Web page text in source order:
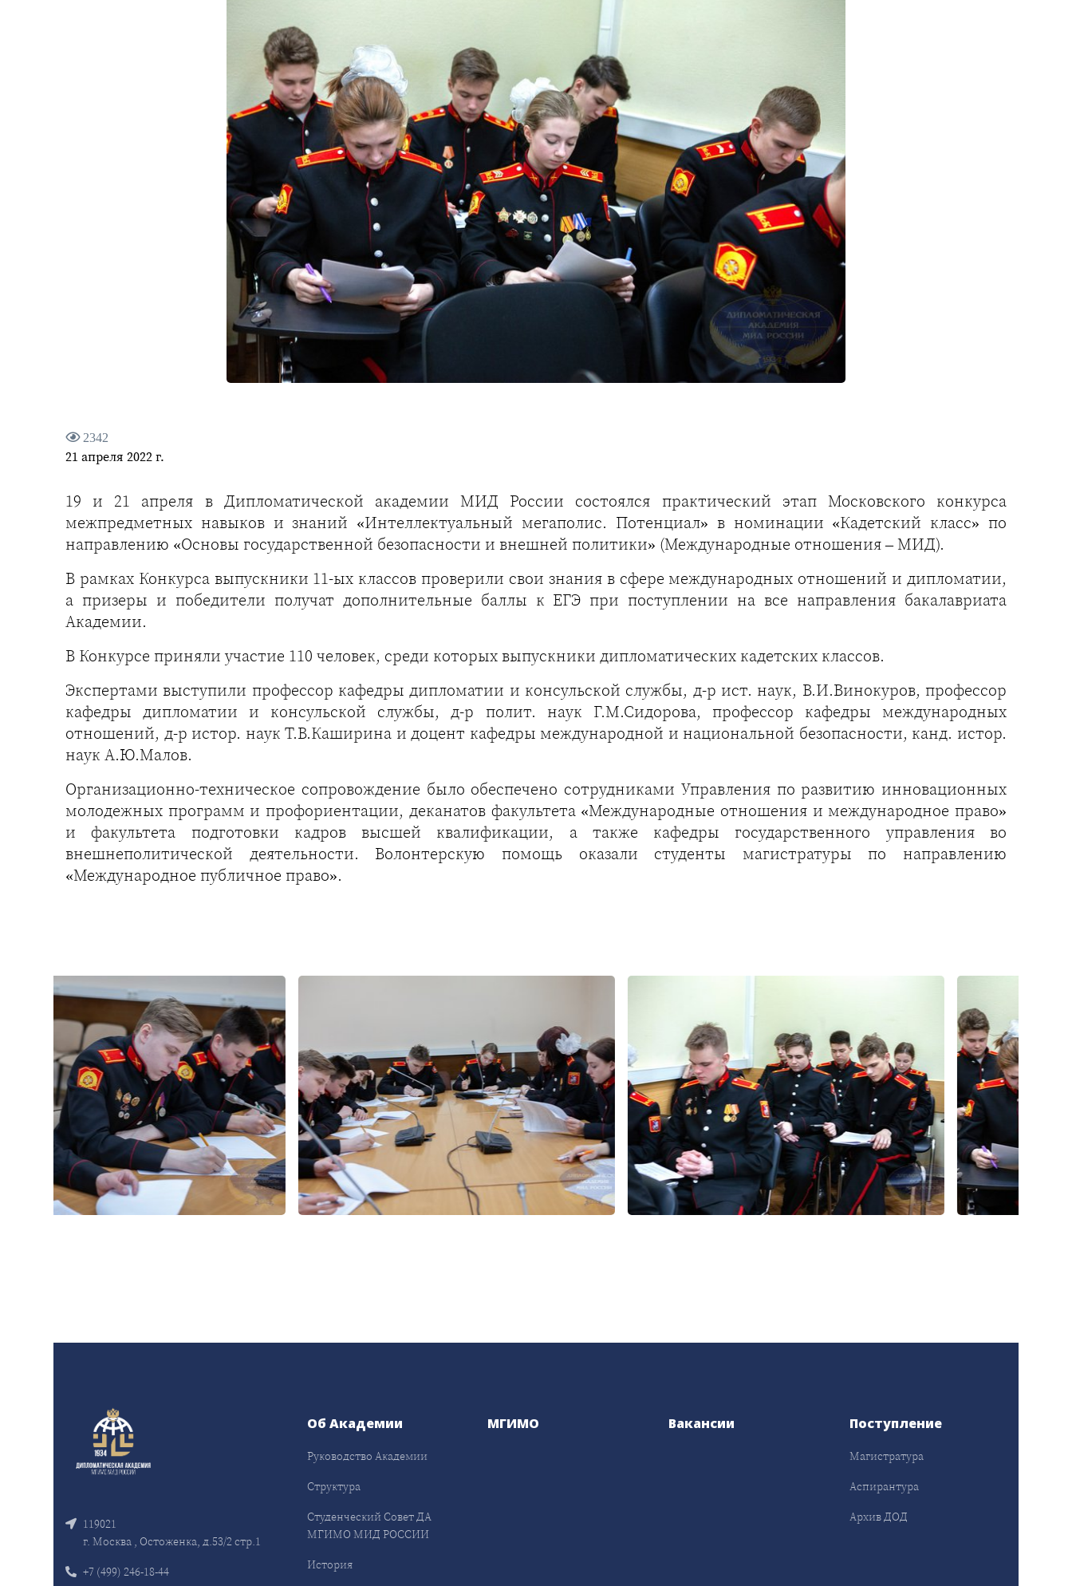
2342
21 апреля 2022 г.
19 и 21 апреля в Дипломатической академии МИД России состоялся практический этап Московского конкурса
межпредметных навыков и знаний «Интеллектуальный мегаполис. Потенциал» в номинации «Кадетский класс» по
направлению «Основы государственной безопасности и внешней политики» (Международные отношения – МИД).
В рамках Конкурса выпускники 11-ых классов проверили свои знания в сфере международных отношений и дипломатии,
а призеры и победители получат дополнительные баллы к ЕГЭ при поступлении на все направления бакалавриата
Академии.
В Конкурсе приняли участие 110 человек, среди которых выпускники дипломатических кадетских классов.
Экспертами выступили профессор кафедры дипломатии и консульской службы, д-р ист. наук, В.И.Винокуров, профессор
кафедры дипломатии и консульской службы, д-р полит. наук Г.М.Сидорова, профессор кафедры международных
отношений, д-р истор. наук Т.В.Каширина и доцент кафедры международной и национальной безопасности, канд. истор.
наук А.Ю.Малов.
Организационно-техническое сопровождение было обеспечено сотрудниками Управления по развитию инновационных
молодежных программ и профориентации, деканатов факультета «Международные отношения и международное право»
и факультета подготовки кадров высшей квалификации, а также кафедры государственного управления во
внешнеполитической деятельности. Волонтерскую помощь оказали студенты магистратуры по направлению
«Международное публичное право».
119021
г. Москва , Остоженка, д.53/2 стр.1
+7 (499) 246-18-44
Об Академии
Руководство Академии
Структура
Студенческий Совет ДА
МГИМО МИД РОССИИ
История
МГИМО Вакансии Поступление
Магистратура
Аспирантура
Архив ДОД